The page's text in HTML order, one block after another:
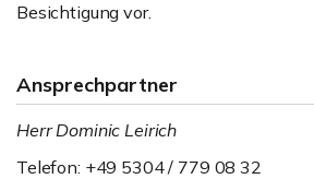
Besichtigung vor.
Ansprechpartner
Herr Dominic Leirich
Telefon: +49 5304 / 779 08 32